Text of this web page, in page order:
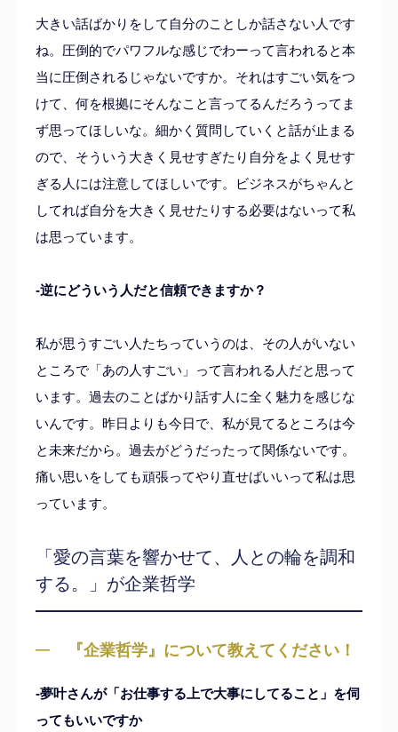
大きい話ばかりをして自分のことしか話さない人です
ね。圧倒的でパワフルな感じでわーって言われると本
当に圧倒されるじゃないですか。それはすごい気をつ
けて、何を根拠にそんなこと言ってるんだろうってま
ず思ってほしいな。細かく質問していくと話が止まる
ので、そういう大きく見せすぎたり自分をよく見せす
ぎる人には注意してほしいです。ビジネスがちゃんと
してれば自分を大きく見せたりする必要はないって私
は思っています。
-逆にどういう人だと信頼できますか？
私が思うすごい人たちっていうのは、その人がいない
ところで「あの人すごい」って言われる人だと思って
います。過去のことばかり話す人に全く魅力を感じな
いんです。昨日よりも今日で、私が見てるところは今
と未来だから。過去がどうだったって関係ないです。
痛い思いをしても頑張ってやり直せばいいって私は思
っています。
「愛の言葉を響かせて、人との輪を調和
する。」が企業哲学
『企業哲学』について教えてください！
-夢叶さんが「お仕事する上で大事にしてること」を伺
ってもいいですか